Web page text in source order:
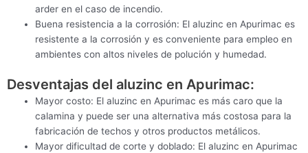
arder en el caso de incendio.
Buena resistencia a la corrosión: El aluzinc en Apurimac es
resistente a la corrosión y es conveniente para empleo en
ambientes con altos niveles de polución y humedad.
Desventajas del aluzinc en Apurimac:
Mayor costo: El aluzinc en Apurimac es más caro que la
calamina y puede ser una alternativa más costosa para la
fabricación de techos y otros productos metálicos.
Mayor dificultad de corte y doblado: El aluzinc en Apurimac